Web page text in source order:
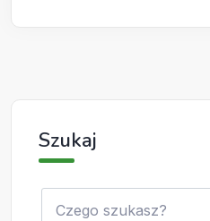
Szukaj